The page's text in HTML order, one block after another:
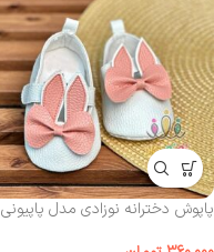
پاپوش دخترانه نوزادی مدل پاپیونی